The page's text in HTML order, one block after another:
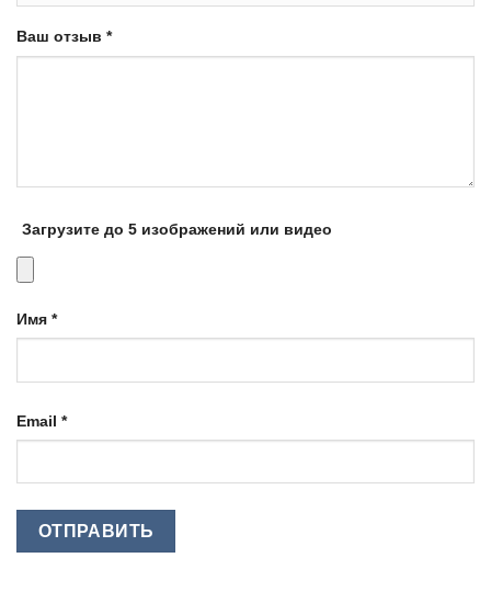
Ваш отзыв *
Загрузите до 5 изображений или видео
Имя *
Email *